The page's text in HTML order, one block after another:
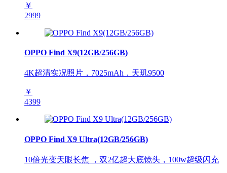
￥
2999
OPPO Find X9(12GB/256GB)
4K超清实况照片，7025mAh，天玑9500
￥
4399
OPPO Find X9 Ultra(12GB/256GB)
10倍光变天眼长焦 ，双2亿超大底镜头，100w超级闪充